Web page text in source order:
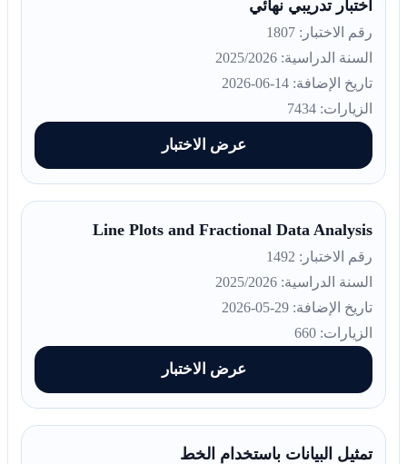
اختبار تدريبي نهائي
رقم الاختبار: 1807
السنة الدراسية: 2025/2026
تاريخ الإضافة: 14-06-2026
الزيارات: 7434
عرض الاختبار
Line Plots and Fractional Data Analysis
رقم الاختبار: 1492
السنة الدراسية: 2025/2026
تاريخ الإضافة: 29-05-2026
الزيارات: 660
عرض الاختبار
تمثيل البيانات باستخدام الخط